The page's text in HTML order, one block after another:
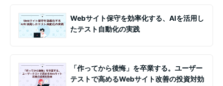
Webサイト保守を効率化する、AIを活用し
たテスト自動化の実践
「作ってから後悔」を卒業する。ユーザー
テストで高めるWebサイト改善の投資対効